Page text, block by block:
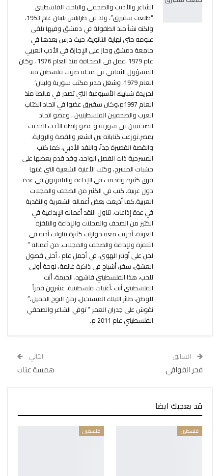
الشاعر والأديب والصحفي والباحث الفلسطيني
“طلعت سقيرق”، ولد في طرابلس بلبنان عام 1953،
ولكنه نشأ منذ الطفولة في دمشق وفيها تلقى
علومه حتى نهاية الثانوية، حيث درس بعدها في
جامعة دمشق وحاز على الإجازة في الأدب العربي
عام 1979 ،عمل في الصحافة منذ العام 1976 ، وكان
المسؤول الثقافي في مجلة صوت فلسطين منذ
العام 1979، وشغل مدير مكتب سورية ولبنان’
لجريدة شبابيك الأسبوعية التي تصدر في مالطا منذ
العام 1997م،وكان سقيرق عضوا في اتحاد الكتاب
العرب والصحفيين الفلسطينيين ، وعضو اتحاد
الصحفيين في سورية و عضو رابطة الأدب الحديث
بمصر.توزعت كتاباته بين الشعر والقصة والرواية،
والقصة القصيرة جداً، والنقد الأدبي، كما كتب
المسرحية ذات الفصل الواحد، وقد قدم بعضها على
خشبات المسرح، وكتب الأغنية الشعبية التي غنتها
فرق كثيرة وقدمت في الإذاعة والتلفزيون في عدة
دول عربية. كتب في الكثير من الصحف والمجلات
العربية.كما أذيعت بعض أعماله الشعرية والنقدية
في عدة إذاعات. تناول النقد أعماله الإبداعية في
الكثير من الصحف والمجلات والإذاعة والتلفزة
العربية. أجريت معه حوارات كثيرة تناولت أدبه في
التلفزة ولإذاعة والصحف والمجلات. من أعماله ”
لحن على أوتار الهوى، في أجمل عام ، أحلى فصول
العشق، سفر، أشباح في ذاكرة غائمة، لوحة أولى
للحب، هذا الفلسطيني فاشهد، الخيمة، أنت
الفلسطيني أنت ،أغنيات فلسطينية، عشرون قمراً
للوطن، طائر الليلك المستحيل، زمن البوح الجميل،”
نقوش على جدران العمر “ توفي الشاعر والصحفي
الفلسطيني عام 2011 م.
السابق
فجر القوافي
التالي
همسة عتاب
قد يعجبك ايضا
فلسطين فلسطين